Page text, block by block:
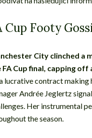
Cup Footy
City clinched a
FA Cup final, capping off
lucrative contract making
Andrée Jeglertz
Her instrumental
the season.